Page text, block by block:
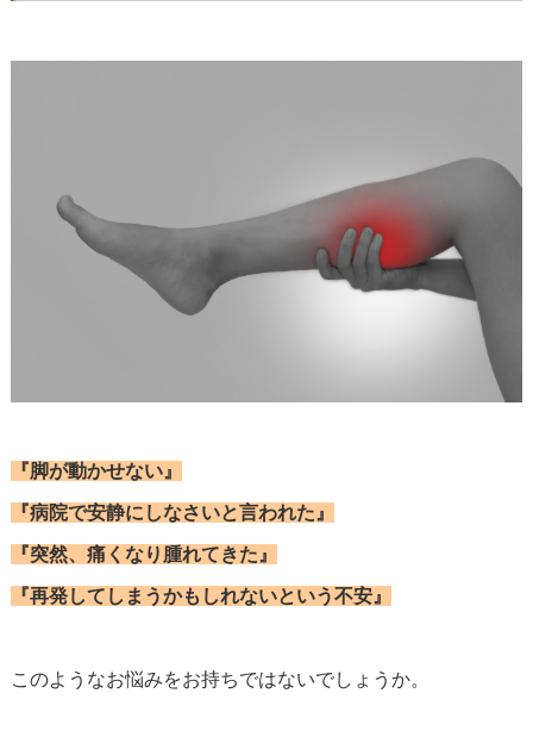
『脚が動かせない』
『病院で安静にしなさいと言われた』
『突然、痛くなり腫れてきた』
『再発してしまうかもしれないという不安』
このようなお悩みをお持ちではないでしょうか。